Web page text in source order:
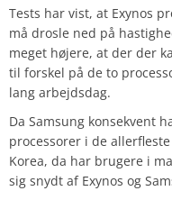
Tests har vist, at Exynos
må drosle ned på
meget højere, at der der
til forskel på de to
lang arbejdsdag.
Da Samsung konsekvent
processorer i de
Korea, da har brugere i
sig snydt af Exynos og